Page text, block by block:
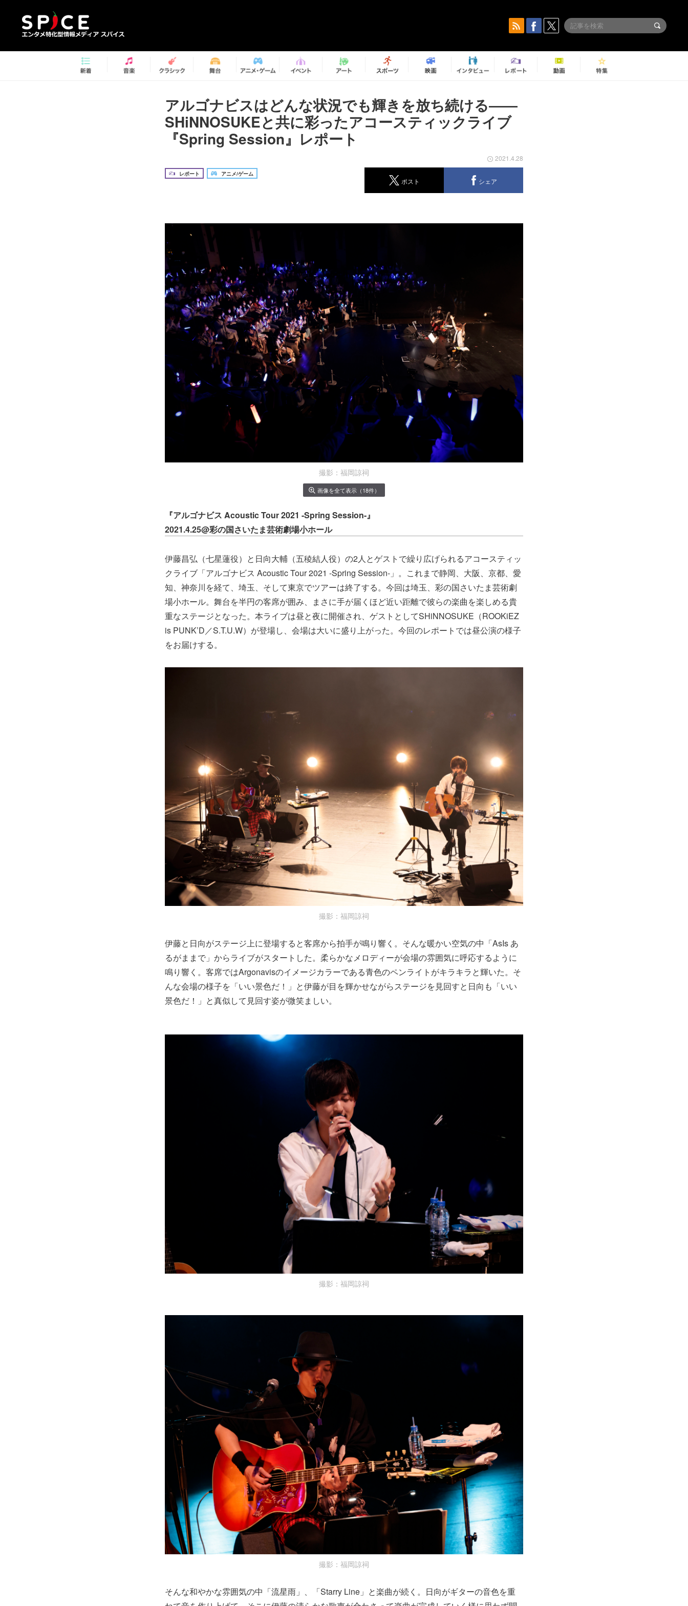
アルゴナビスはどんな状況でも輝きを放ち続ける――
SHiNNOSUKEと共に彩ったアコースティックライブ
『Spring Session』レポート
レポート アニメ/ゲーム
2021.4.28
ポスト シェア
撮影：福岡諒祠
画像を全て表示（18件）
『アルゴナビス Acoustic Tour 2021 -Spring Session-』
2021.4.25@彩の国さいたま芸術劇場小ホール
伊藤昌弘（七星蓮役）と日向大輔（五稜結人役）の2人とゲストで繰り広げられるアコースティッ
クライブ「アルゴナビス Acoustic Tour 2021 -Spring Session-」。これまで静岡、大阪、京都、愛
知、神奈川を経て、埼玉、そして東京でツアーは終了する。今回は埼玉、彩の国さいたま芸術劇
場小ホール。舞台を半円の客席が囲み、まさに手が届くほど近い距離で彼らの楽曲を楽しめる貴
重なステージとなった。本ライブは昼と夜に開催され、ゲストとしてSHiNNOSUKE（ROOKiEZ
is PUNK’D／S.T.U.W）が登場し、会場は大いに盛り上がった。今回のレポートでは昼公演の様子
をお届けする。
撮影：福岡諒祠
伊藤と日向がステージ上に登場すると客席から拍手が鳴り響く。そんな暖かい空気の中「AsIs あ
るがままで」からライブがスタートした。柔らかなメロディーが会場の雰囲気に呼応するように
鳴り響く。客席ではArgonavisのイメージカラーである青色のペンライトがキラキラと輝いた。そ
んな会場の様子を「いい景色だ！」と伊藤が目を輝かせながらステージを見回すと日向も「いい
景色だ！」と真似して見回す姿が微笑ましい。
撮影：福岡諒祠
撮影：福岡諒祠
そんな和やかな雰囲気の中「流星雨」、「Starry Line」と楽曲が続く。日向がギターの音色を重